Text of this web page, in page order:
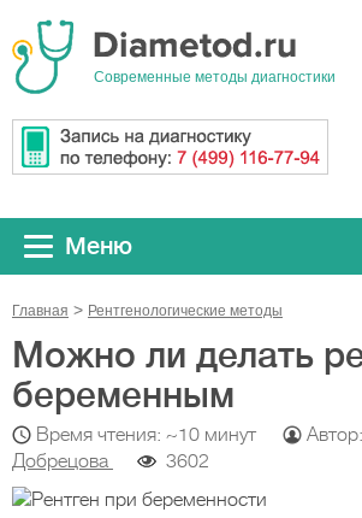
Cовременные методы диагностики
Меню
Главная Рентгенологические методы
Можно ли делать
беременным
Время чтения: ~10 минут Автор:
Добрецова
3602